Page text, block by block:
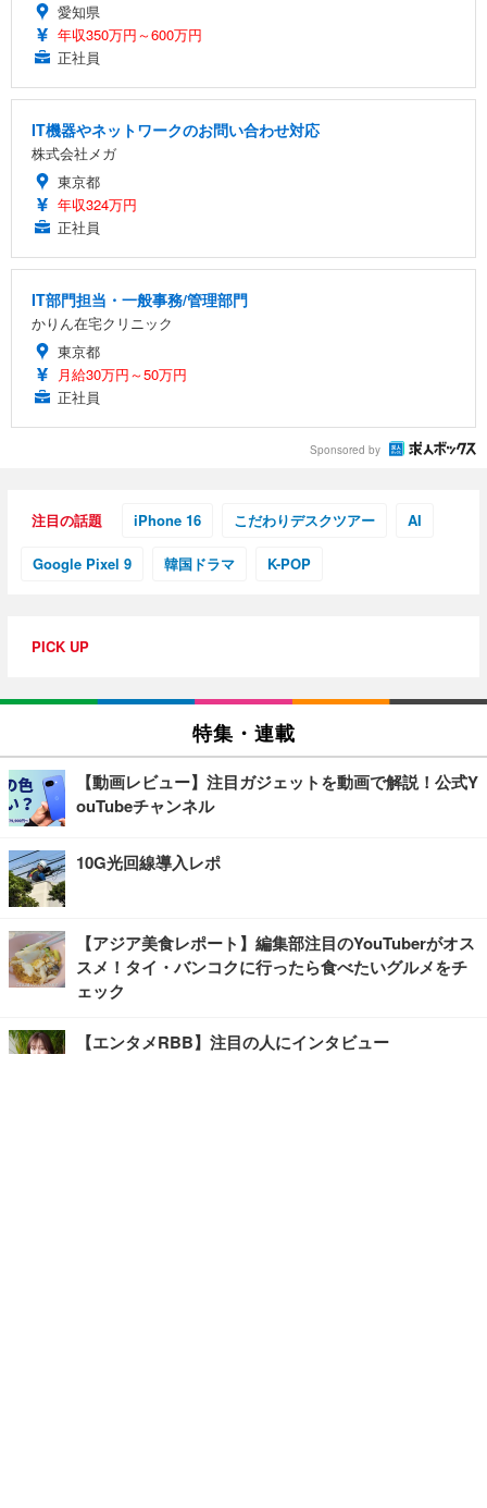
愛知県
年収350万円～600万円
正社員
IT機器やネットワークのお問い合わせ対応
株式会社メガ
東京都
年収324万円
正社員
IT部門担当・一般事務/管理部門
かりん在宅クリニック
東京都
月給30万円～50万円
正社員
Sponsored by
注目の話題 iPhone 16 こだわりデスクツアー AI
Google Pixel 9 韓国ドラマ K-POP
PICK UP
特集・連載
【動画レビュー】注目ガジェットを動画で解説！公式Y
ouTubeチャンネル
10G光回線導入レポ
【アジア美食レポート】編集部注目のYouTuberがオス
スメ！タイ・バンコクに行ったら食べたいグルメをチ
ェック
【エンタメRBB】注目の人にインタビュー